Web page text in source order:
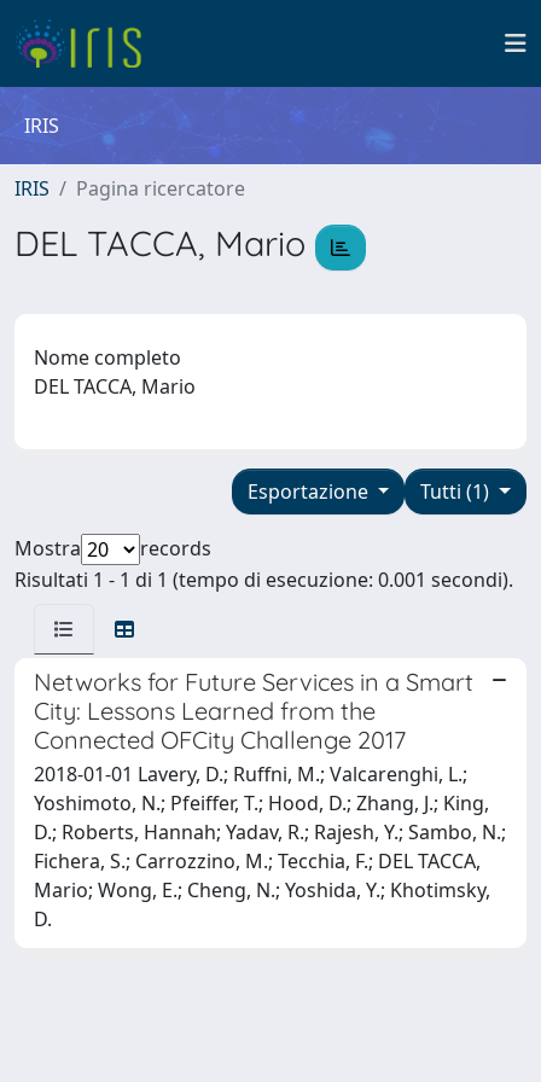
IRIS
IRIS Pagina ricercatore
DEL TACCA, Mario
Nome completo
DEL TACCA, Mario
Tutti (1)
Esportazione
Mostra
records
Risultati 1 - 1 di 1 (tempo di esecuzione: 0.001 secondi).
Networks for Future Services in a Smart
City: Lessons Learned from the
Connected OFCity Challenge 2017
2018-01-01 Lavery, D.; Ruffni, M.; Valcarenghi, L.;
Yoshimoto, N.; Pfeiffer, T.; Hood, D.; Zhang, J.; King,
D.; Roberts, Hannah; Yadav, R.; Rajesh, Y.; Sambo, N.;
Fichera, S.; Carrozzino, M.; Tecchia, F.; DEL TACCA,
Mario; Wong, E.; Cheng, N.; Yoshida, Y.; Khotimsky,
D.